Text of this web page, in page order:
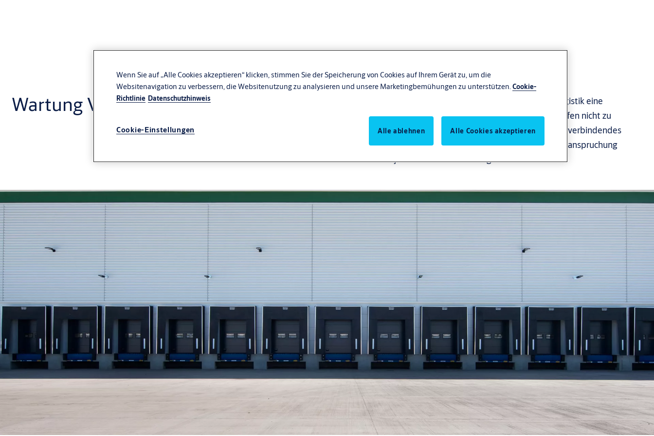
Wartung Verladesysteme
Die vorbeugende Wartung von Verladesystemen ist in der Logistik eine
wesentliche Voraussetzung, um die Effizienz von Arbeitsabläufen nicht zu
gefährden. Verladesysteme und Überladebrücken müssen als verbindendes
Element zwischen Gebäude und Transportfahrzeug starker Beanspruchung
standhalten und jederzeit voll einsatzfähig sein.
Wenn Sie auf „Alle Cookies akzeptieren“ klicken, stimmen Sie der Speicherung von Cookies auf Ihrem Gerät zu, um die
Websitenavigation zu verbessern, die Websitenutzung zu analysieren und unsere Marketingbemühungen zu unterstützen.Cookie-
Richtlinie Datenschutzhinweis
Cookie-Einstellungen Alle ablehnen Alle Cookies akzeptieren